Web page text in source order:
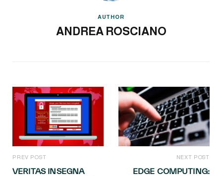
AUTHOR
ANDREA ROSCIANO
PREV POST
VERITAS INSEGNA
NEXT POST
EDGE COMPUTING: